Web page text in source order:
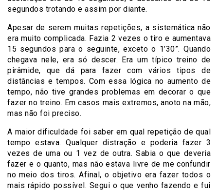
segundos trotando e assim por diante.
Apesar de serem muitas repetições, a sistemática não
era muito complicada. Fazia 2 vezes o tiro e aumentava
15 segundos para o seguinte, exceto o 1’30”. Quando
chegava nele, era só descer. Era um típico treino de
pirâmide, que dá para fazer com vários tipos de
distâncias e tempos. Com essa lógica no aumento de
tempo, não tive grandes problemas em decorar o que
fazer no treino. Em casos mais extremos, anoto na mão,
mas não foi preciso.
A maior dificuldade foi saber em qual repetição de qual
tempo estava. Qualquer distração e poderia fazer 3
vezes de uma ou 1 vez de outra. Sabia o que deveria
fazer e o quanto, mas não estava livre de me confundir
no meio dos tiros. Afinal, o objetivo era fazer todos o
mais rápido possível. Segui o que venho fazendo e fui